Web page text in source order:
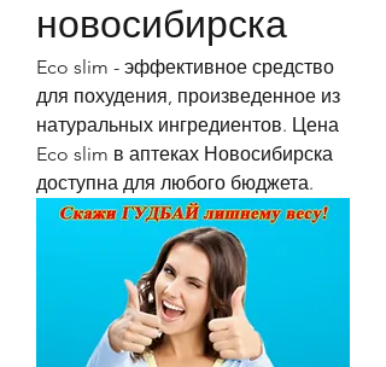
новосибирска
Eco slim - эффективное средство
для похудения, произведенное из
натуральных ингредиентов. Цена
Eco slim в аптеках Новосибирска
доступна для любого бюджета.